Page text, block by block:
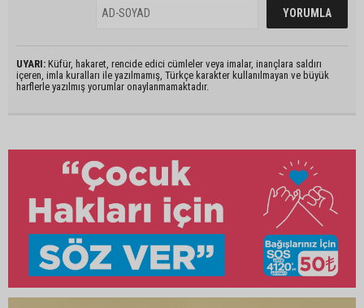
UYARI: Küfür, hakaret, rencide edici cümleler veya imalar, inançlara saldırı
içeren, imla kuralları ile yazılmamış, Türkçe karakter kullanılmayan ve büyük
harflerle yazılmış yorumlar onaylanmamaktadır.